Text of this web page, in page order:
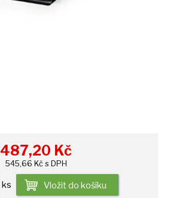
487,20 Kč
545,66 Kč s DPH
ks Vložit do košíku